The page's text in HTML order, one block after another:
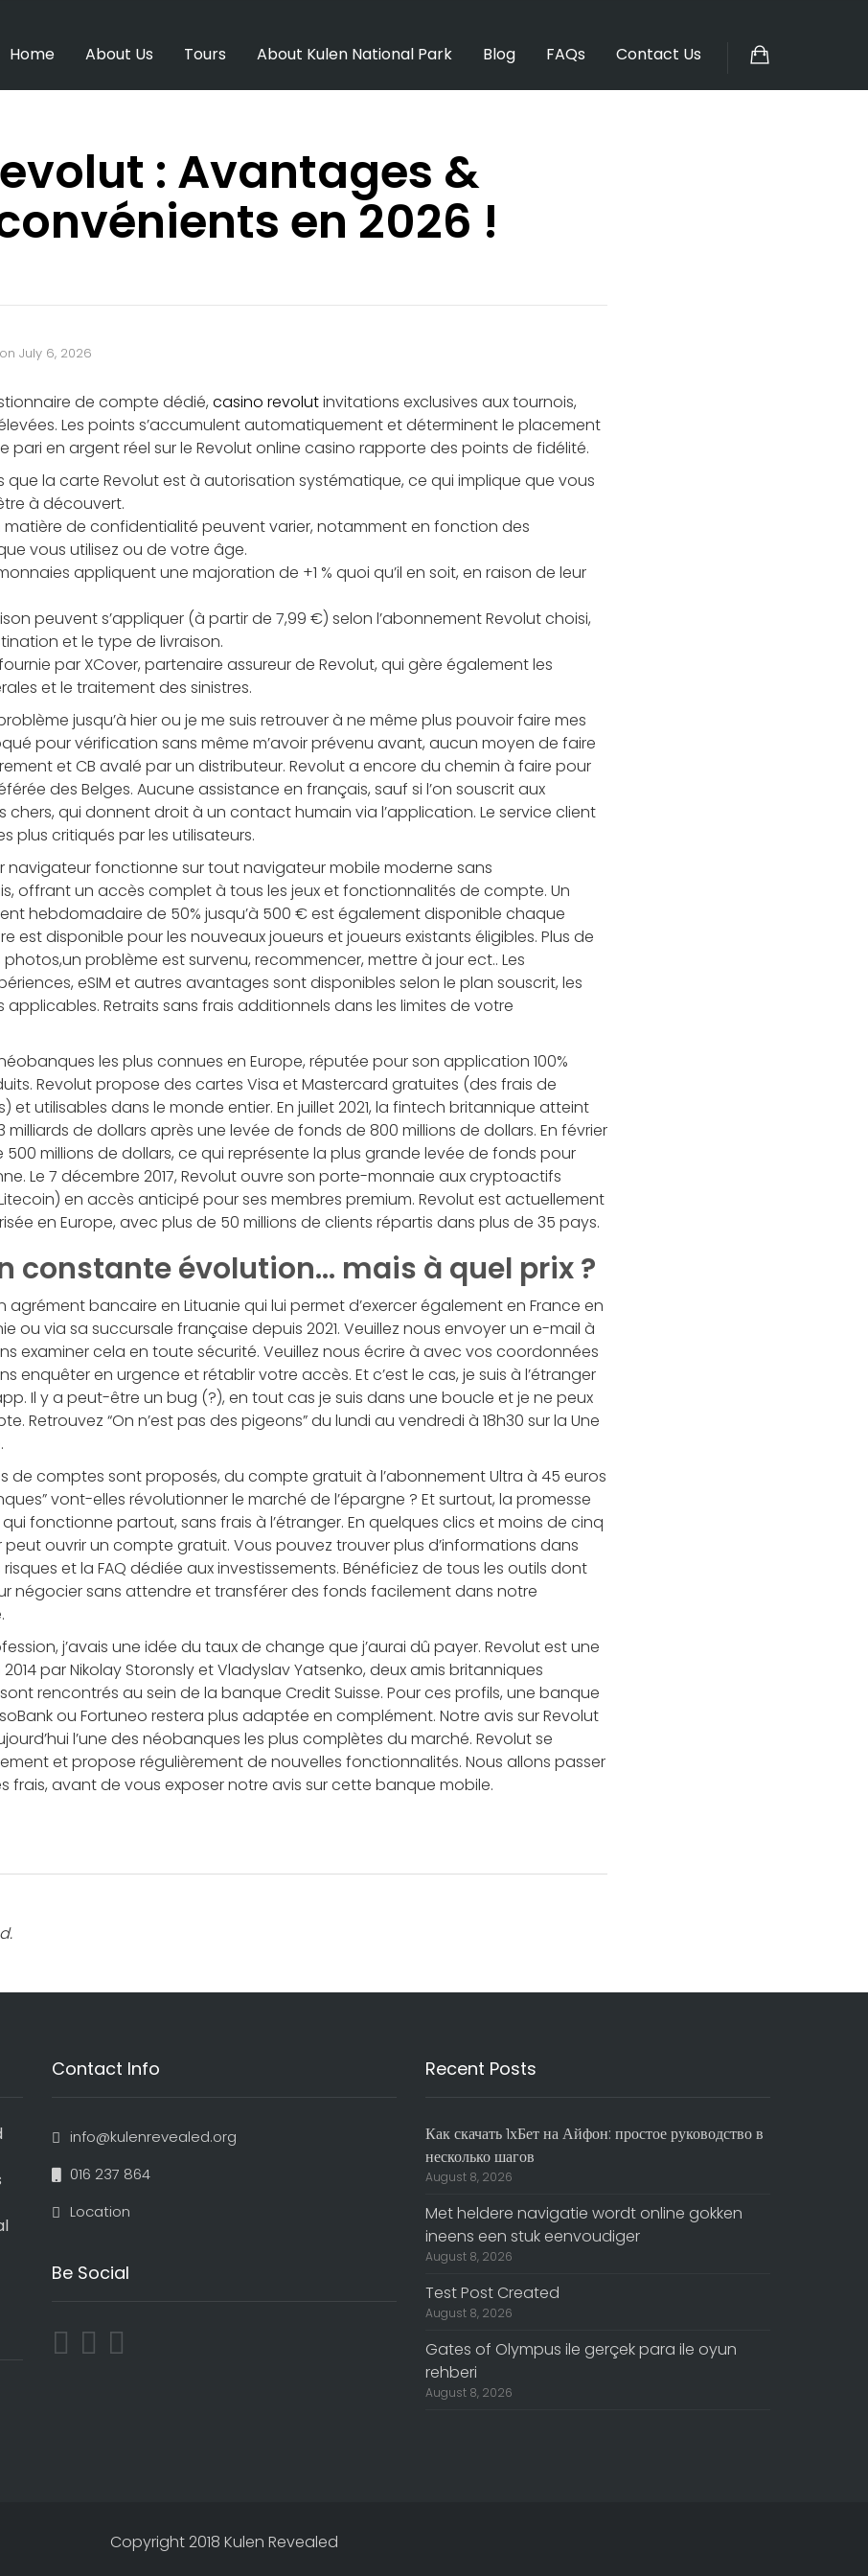
Home About Us Tours About Kulen National Park Blog FAQs Contact Us
: Avantages &
en 2026 !
on July 6, 2026
de compte dédié, casino revolutinvitations exclusives aux tournois,
Les points s’accumulent automatiquement et déterminent le placement
pari en argent réel sur le Revolut online casino rapporte des points de fidélité.
que la carte Revolut est à autorisation systématique, ce qui implique que vous
à découvert.
matière de confidentialité peuvent varier, notamment en fonction des
vous utilisez ou de votre âge.
appliquent une majoration de +1 % quoi qu’il en soit, en raison de leur
peuvent s’appliquer (à partir de 7,99 €) selon l’abonnement Revolut choisi,
et le type de livraison.
par XCover, partenaire assureur de Revolut, qui gère également les
et le traitement des sinistres.
jusqu’à hier ou je me suis retrouver à ne même plus pouvoir faire mes
pour vérification sans même m’avoir prévenu avant, aucun moyen de faire
et CB avalé par un distributeur. Revolut a encore du chemin à faire pour
des Belges. Aucune assistance en français, sauf si l’on souscrit aux
chers, qui donnent droit à un contact humain via l’application. Le service client
plus critiqués par les utilisateurs.
navigateur fonctionne sur tout navigateur mobile moderne sans
offrant un accès complet à tous les jeux et fonctionnalités de compte. Un
hebdomadaire de 50% jusqu’à 500 € est également disponible chaque
est disponible pour les nouveaux joueurs et joueurs existants éligibles. Plus de
photos,un problème est survenu, recommencer, mettre à jour ect.. Les
eSIM et autres avantages sont disponibles selon le plan souscrit, les
Retraits sans frais additionnels dans les limites de votre
les plus connues en Europe, réputée pour son application 100%
Revolut propose des cartes Visa et Mastercard gratuites (des frais de
et utilisables dans le monde entier. En juillet 2021, la fintech britannique atteint
milliards de dollars après une levée de fonds de 800 millions de dollars. En février
500 millions de dollars, ce qui représente la plus grande levée de fonds pour
Le 7 décembre 2017, Revolut ouvre son porte-monnaie aux cryptoactifs
en accès anticipé pour ses membres premium. Revolut est actuellement
en Europe, avec plus de 50 millions de clients répartis dans plus de 35 pays.
constante évolution… mais à quel prix ?
agrément bancaire en Lituanie qui lui permet d’exercer également en France en
ou via sa succursale française depuis 2021. Veuillez nous envoyer un e-mail à
examiner cela en toute sécurité. Veuillez nous écrire à avec vos coordonnées
enquêter en urgence et rétablir votre accès. Et c’est le cas, je suis à l’étranger
Il y a peut-être un bug (?), en tout cas je suis dans une boucle et je ne peux
Retrouvez “On n’est pas des pigeons” du lundi au vendredi à 18h30 sur la Une
de comptes sont proposés, du compte gratuit à l’abonnement Ultra à 45 euros
vont-elles révolutionner le marché de l’épargne ? Et surtout, la promesse
fonctionne partout, sans frais à l’étranger. En quelques clics et moins de cinq
peut ouvrir un compte gratuit. Vous pouvez trouver plus d’informations dans
et la FAQ dédiée aux investissements. Bénéficiez de tous les outils dont
négocier sans attendre et transférer des fonds facilement dans notre
j’avais une idée du taux de change que j’aurai dû payer. Revolut est une
par Nikolay Storonsly et Vladyslav Yatsenko, deux amis britanniques
rencontrés au sein de la banque Credit Suisse. Pour ces profils, une banque
ou Fortuneo restera plus adaptée en complément. Notre avis sur Revolut
l’une des néobanques les plus complètes du marché. Revolut se
et propose régulièrement de nouvelles fonctionnalités. Nous allons passer
frais, avant de vous exposer notre avis sur cette banque mobile.
Contact Info
info@kulenrevealed.org
016 237 864
Location
Be Social
Recent Posts
Как скачать 1хБет на Айфон: простое руководство в
несколько шагов
August 8, 2026
Met heldere navigatie wordt online gokken
ineens een stuk eenvoudiger
August 8, 2026
Test Post Created
August 8, 2026
Gates of Olympus ile gerçek para ile oyun
rehberi
August 8, 2026
Copyright 2018 Kulen Revealed